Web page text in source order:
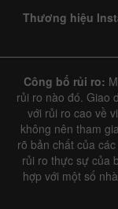
Thương hiệu
Công bố rủi ro:
rủi ro nào đó. Giao
với rủi ro cao về
không nên tham
rõ bản chất của
rủi ro thực sự của
hợp với một số